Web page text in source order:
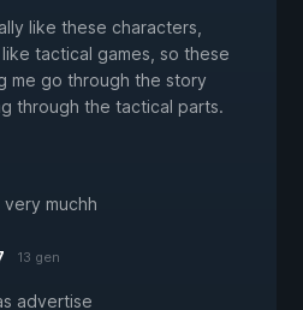
like these characters,
tactical games, so these
me go through the story
through the tactical parts.
muchh
13 gen
advertise